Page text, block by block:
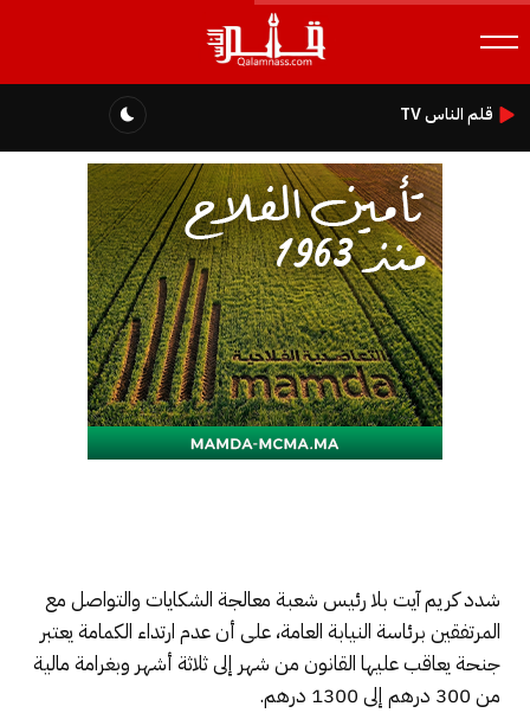
قلم الناس TV
شدد كريم آيت بلا رئيس شعبة معالجة الشكايات والتواصل مع
المرتفقين برئاسة النيابة العامة، على أن عدم ارتداء الكمامة يعتبر
جنحة يعاقب عليها القانون من شهر إلى ثلاثة أشهر وبغرامة مالية
من 300 درهم إلى 1300 درهم.